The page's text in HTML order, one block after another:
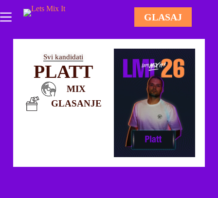
GLASAJ
Svi kandidati
PLATT
MIX
GLASANJE